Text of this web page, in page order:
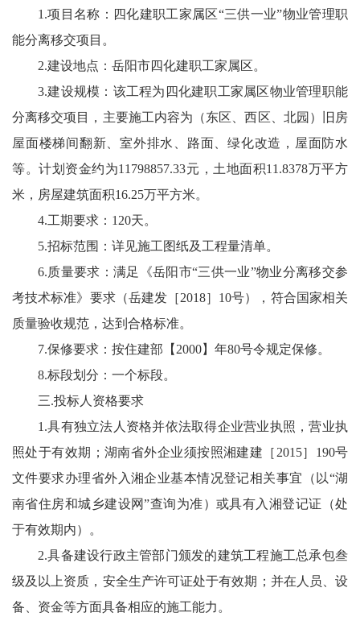
1.项目名称：四化建职工家属区“三供一业”物业管理职
能分离移交项目。
2.建设地点：岳阳市四化建职工家属区。
3.建设规模：该工程为四化建职工家属区物业管理职能
分离移交项目，主要施工内容为（东区、西区、北园）旧房
屋面楼梯间翻新、室外排水、路面、绿化改造，屋面防水
等。计划资金约为11798857.33元，土地面积11.8378万平方
米，房屋建筑面积16.25万平方米。
4.工期要求：120天。
5.招标范围：详见施工图纸及工程量清单。
6.质量要求：满足《岳阳市“三供一业”物业分离移交参
考技术标准》要求（岳建发［2018］10号），符合国家相关
质量验收规范，达到合格标准。
7.保修要求：按住建部【2000】年80号令规定保修。
8.标段划分：一个标段。
三.投标人资格要求
1.具有独立法人资格并依法取得企业营业执照，营业执
照处于有效期；湖南省外企业须按照湘建建［2015］190号
文件要求办理省外入湘企业基本情况登记相关事宜（以“湖
南省住房和城乡建设网”查询为准）或具有入湘登记证（处
于有效期内）。
2.具备建设行政主管部门颁发的建筑工程施工总承包叁
级及以上资质，安全生产许可证处于有效期；并在人员、设
备、资金等方面具备相应的施工能力。